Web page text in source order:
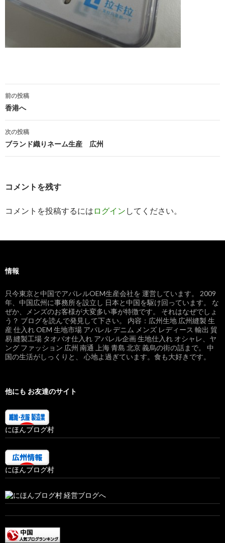
投稿ナビゲーション
前の投稿
香港へ
次の投稿
ブランド織りネーム生産 広州
コメントを残す
コメントを投稿するには ログイン してください。
情報
只今東京と中国でアパレルOEM生産会社を 運営しています。 2009
年、中国広州に事務所を設立し 日本と中国を駆け回っています。 な
ぜか、メンズのお客様が大変多い事が特徴です。 それはなぜでしょ
う？ ブログを読んで発見して下さい。 内容：広州生地 広州縫製 生
産 仕入れ OEM 生地市場 アパレル デニム メンズ レディース 輸出 貿
易 縫製工場 タオバオ仕入れ アパレル企画 生地仕入れ オシャレ、ヤ
ング ファッション 広州 南通 上海 青島 北京 義烏の街の話まで。 中
国の生活がしっくりと、 心地よ過ぎています。食も大好きです。
他にも お友達のサイト
にほんブログ村
にほんブログ村